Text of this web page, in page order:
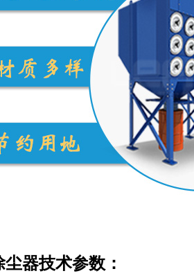
器技术参数：